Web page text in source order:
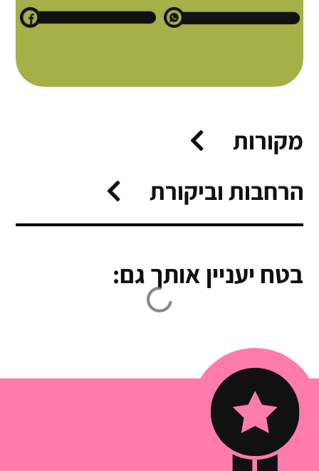
מקורות
הרחבות וביקורת
בטח יעניין אותך גם: